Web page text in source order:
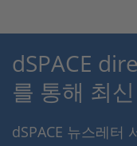
dSPACE
를 통해 최
dSPACE 뉴스레터